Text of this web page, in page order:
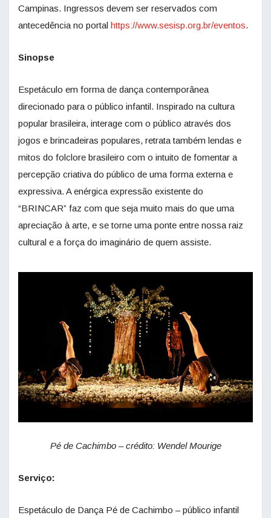
Campinas. Ingressos devem ser reservados com
antecedência no portal https://www.sesisp.org.br/eventos.
Sinopse
Espetáculo em forma de dança contemporânea
direcionado para o público infantil. Inspirado na cultura
popular brasileira, interage com o público através dos
jogos e brincadeiras populares, retrata também lendas e
mitos do folclore brasileiro com o intuito de fomentar a
percepção criativa do público de uma forma externa e
expressiva. A enérgica expressão existente do
“BRINCAR” faz com que seja muito mais do que uma
apreciação à arte, e se torne uma ponte entre nossa raiz
cultural e a força do imaginário de quem assiste.
Pé de Cachimbo – crédito: Wendel Mourige
Serviço:
Espetáculo de Dança Pé de Cachimbo – público infantil